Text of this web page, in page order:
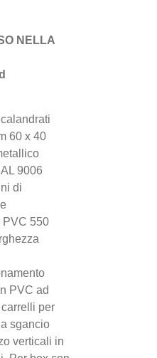
NELLA
60 x 40
9006
di
PVC 550
PVC ad
per
sgancio
verticali in